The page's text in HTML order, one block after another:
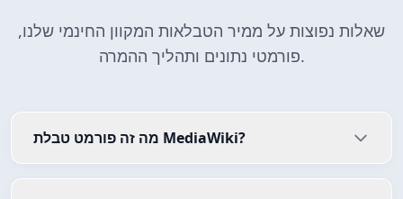
שאלות נפוצות על ממיר הטבלאות המקוון החינמי שלנו,
פורמטי נתונים ותהליך ההמרה.
מה זה פורמט טבלת MediaWiki?